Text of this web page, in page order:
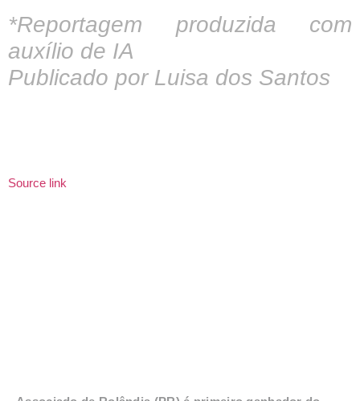
*Reportagem produzida com
auxílio de IA
Publicado por Luisa dos Santos
Source link